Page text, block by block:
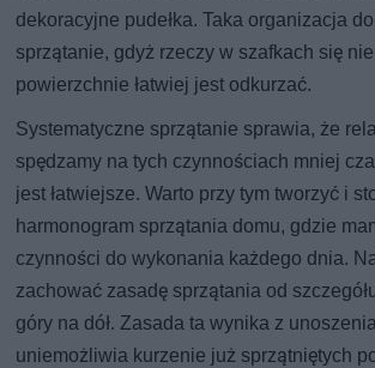
dekoracyjne pudełka. Taka organizacja
sprzątanie, gdyż rzeczy w szafkach się
powierzchnie łatwiej jest odkurzać.
Systematyczne sprzątanie sprawia, że
spędzamy na tych czynnościach mniej
jest łatwiejsze. Warto przy tym tworzyć i
harmonogram sprzątania domu, gdzie
czynności do wykonania każdego dnia.
zachować zasadę sprzątania od
góry na dół. Zasada ta wynika z
uniemożliwia kurzenie już sprzątniętych